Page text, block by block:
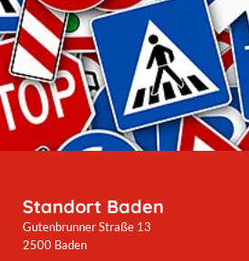
Standort Baden
Gutenbrunner Straße 13
2500 Baden